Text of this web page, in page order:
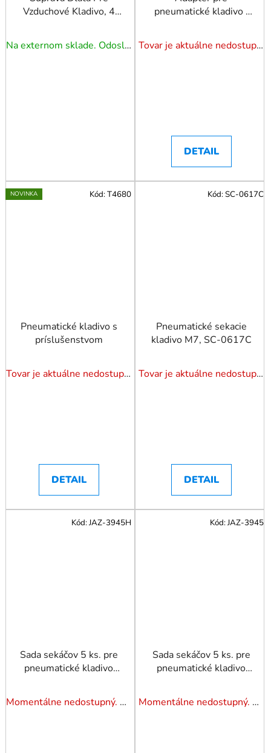
Vzduchové Kladivo, 4
Na externom sklade. Odoslanie 5 - 7 prac. dní.
pneumatické kladivo (
Tovar je aktuálne nedostupný. Dotazuj dostupnosť.
DETAIL
NOVINKA
Pneumatické kladivo s
príslušenstvom
Tovar je aktuálne nedostupný. Dotazuj dostupnosť.
DETAIL
Kód:T4680
Pneumatické sekacie
kladivo M7, SC-0617C
Tovar je aktuálne nedostupný. Dotazuj dostupnosť.
DETAIL
Kód:SC-0617C
Sada sekáčov 5 ks. pre
pneumatické kladivo
Jonnesway
Momentálne nedostupný. Pozrite si naše varianty.
Kód:JAZ-3945H
Sada sekáčov 5 ks. pre
pneumatické kladivo
Jonnesway
Momentálne nedostupný. Pozrite si naše varianty.
Kód:JAZ-3945